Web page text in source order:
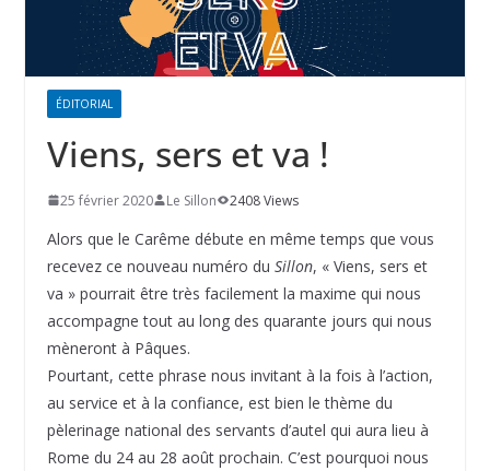
ÉDITORIAL
Viens, sers et va !
25 février 2020 Le Sillon 2408 Views
Alors que le Carême débute en même temps que vous
recevez ce nouveau numéro du Sillon, « Viens, sers et
va » pourrait être très facilement la maxime qui nous
accompagne tout au long des quarante jours qui nous
mèneront à Pâques.
Pourtant, cette phrase nous invitant à la fois à l’action,
au service et à la confiance, est bien le thème du
pèlerinage national des servants d’autel qui aura lieu à
Rome du 24 au 28 août prochain. C’est pourquoi nous